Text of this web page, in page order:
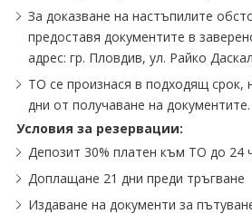
За доказване на настъпилите
предоставя документите в
адрес: гр. Пловдив, ул. Райко
ТО се произнася в подходящ срок,
дни от получаване на документите.
Условия за резервации:
Депозит 30% платен към ТО до 24
Доплащане 21 дни преди тръгване
Издаване на документи за